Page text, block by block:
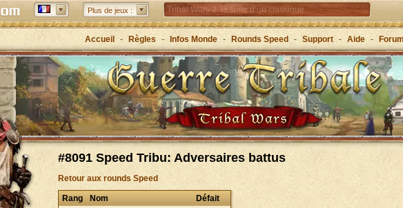
Plus de jeux : Tribal Wars 2, la suite d’un classique
Forge of Empires – Stratégie à travers les âges
Grepolis – Fondez un royaume en Grèce antique !
Accueil - Règles - Infos Monde - Rounds Speed - Support - Aide - Forum
#8091 Speed Tribu: Adversaires battus
Retour aux rounds Speed
Rang Nom
Défait